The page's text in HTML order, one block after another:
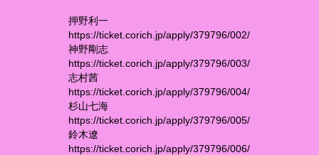
押野利一
https://ticket.corich.jp/apply/379796/002/
神野剛志
https://ticket.corich.jp/apply/379796/003/
志村茜
https://ticket.corich.jp/apply/379796/004/
杉山七海
https://ticket.corich.jp/apply/379796/005/
鈴木遼
https://ticket.corich.jp/apply/379796/006/